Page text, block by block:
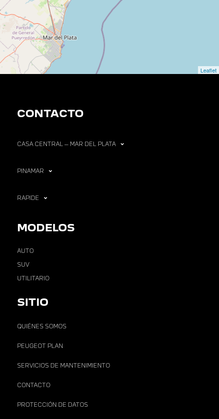
Leaflet
CONTACTO
CASA CENTRAL – MAR DEL PLATA
PINAMAR
RAPIDE
MODELOS
AUTO
SUV
UTILITARIO
SITIO
QUIÉNES SOMOS
PEUGEOT PLAN
SERVICIOS DE MANTENIMIENTO
CONTACTO
PROTECCIÓN DE DATOS